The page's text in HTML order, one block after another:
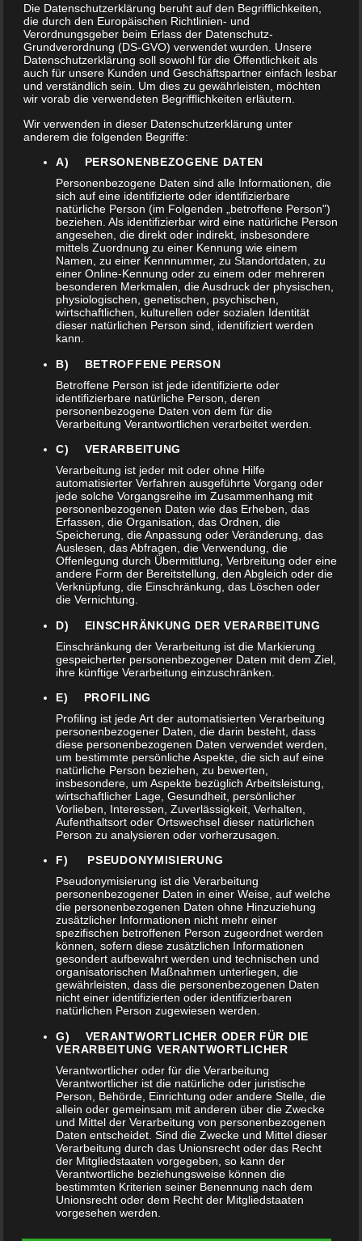
Artikelnummer: 20161093.
Kategorie: Instrumente.
ZIMBELN SCHLICHT,
INNEN MIT GRAVUR
29,00 €
Maße: ca. Ø 7 cm, Gewicht. Ca. 260 Gramm
Nicht vorrätig
ZUSÄTZLICHE INFORMATIONEN
Gewicht 0,326 kg
Größe 7 × 7 × 2 cm
BEWERTUNGEN (0)
YOU MAY BE
INTERESTED IN
OUT
OF STOCK
FEN-GONG 40
PREMIUM
QUALITÄT
97,90€
ZAPHIR
TWILIGHT
NR.3
49,90
Die Datenschutzerklärung beruht auf den Begrifflichkeiten,
die durch den Europäischen Richtlinien- und
Verordnungsgeber beim Erlass der Datenschutz-
Grundverordnung (DS-GVO) verwendet wurden. Unsere
Datenschutzerklärung soll sowohl für die Öffentlichkeit als
auch für unsere Kunden und Geschäftspartner einfach lesbar
und verständlich sein. Um dies zu gewährleisten, möchten
wir vorab die verwendeten Begrifflichkeiten erläutern.
Wir verwenden in dieser Datenschutzerklärung unter
anderem die folgenden Begriffe:
A) PERSONENBEZOGENE DATEN
Personenbezogene Daten sind alle Informationen, die
sich auf eine identifizierte oder identifizierbare
natürliche Person (im Folgenden „betroffene Person")
beziehen. Als identifizierbar wird eine natürliche Person
angesehen, die direkt oder indirekt, insbesondere
mittels Zuordnung zu einer Kennung wie einem
Namen, zu einer Kennnummer, zu Standortdaten, zu
einer Online-Kennung oder zu einem oder mehreren
besonderen Merkmalen, die Ausdruck der physischen,
physiologischen, genetischen, psychischen,
wirtschaftlichen, kulturellen oder sozialen Identität
dieser natürlichen Person sind, identifiziert werden
kann.
B) BETROFFENE PERSON
Betroffene Person ist jede identifizierte oder
identifizierbare natürliche Person, deren
personenbezogene Daten von dem für die
Verarbeitung Verantwortlichen verarbeitet werden.
C) VERARBEITUNG
Verarbeitung ist jeder mit oder ohne Hilfe
automatisierter Verfahren ausgeführte Vorgang oder
jede solche Vorgangsreihe im Zusammenhang mit
personenbezogenen Daten wie das Erheben, das
Erfassen, die Organisation, das Ordnen, die
Speicherung, die Anpassung oder Veränderung, das
Auslesen, das Abfragen, die Verwendung, die
Offenlegung durch Übermittlung, Verbreitung oder eine
andere Form der Bereitstellung, den Abgleich oder die
Verknüpfung, die Einschränkung, das Löschen oder
die Vernichtung.
D) EINSCHRÄNKUNG DER VERARBEITUNG
Einschränkung der Verarbeitung ist die Markierung
gespeicherter personenbezogener Daten mit dem Ziel,
ihre künftige Verarbeitung einzuschränken.
E) PROFILING
Profiling ist jede Art der automatisierten Verarbeitung
personenbezogener Daten, die darin besteht, dass
diese personenbezogenen Daten verwendet werden,
um bestimmte persönliche Aspekte, die sich auf eine
natürliche Person beziehen, zu bewerten,
insbesondere, um Aspekte bezüglich Arbeitsleistung,
wirtschaftlicher Lage, Gesundheit, persönlicher
Vorlieben, Interessen, Zuverlässigkeit, Verhalten,
Aufenthaltsort oder Ortswechsel dieser natürlichen
Person zu analysieren oder vorherzusagen.
F) PSEUDONYMISIERUNG
Pseudonymisierung ist die Verarbeitung
personenbezogener Daten in einer Weise, auf welche
die personenbezogenen Daten ohne Hinzuziehung
zusätzlicher Informationen nicht mehr einer
spezifischen betroffenen Person zugeordnet werden
können, sofern diese zusätzlichen Informationen
gesondert aufbewahrt werden und technischen und
organisatorischen Maßnahmen unterliegen, die
gewährleisten, dass die personenbezogenen Daten
nicht einer identifizierten oder identifizierbaren
natürlichen Person zugewiesen werden.
G) VERANTWORTLICHER ODER FÜR DIE
VERARBEITUNG VERANTWORTLICHER
Verantwortlicher oder für die Verarbeitung
Verantwortlicher ist die natürliche oder juristische
Person, Behörde, Einrichtung oder andere Stelle, die
allein oder gemeinsam mit anderen über die Zwecke
und Mittel der Verarbeitung von personenbezogenen
Daten entscheidet. Sind die Zwecke und Mittel dieser
Verarbeitung durch das Unionsrecht oder das Recht
der Mitgliedstaaten vorgegeben, so kann der
Verantwortliche beziehungsweise können die
bestimmten Kriterien seiner Benennung nach dem
Unionsrecht oder dem Recht der Mitgliedstaaten
vorgesehen werden.
H) AUFTRAGSVERARBEITER